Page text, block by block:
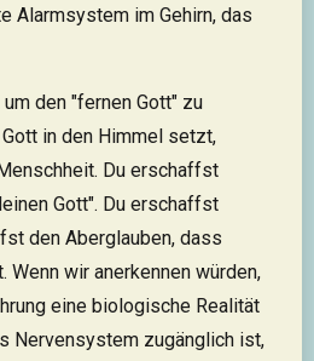
Alarmsystem im Gehirn, das
den "fernen Gott" zu
in den Himmel setzt,
Du erschaffst
Gott". Du erschaffst
den Aberglauben, dass
wir anerkennen würden,
eine biologische Realität
Nervensystem zugänglich ist,